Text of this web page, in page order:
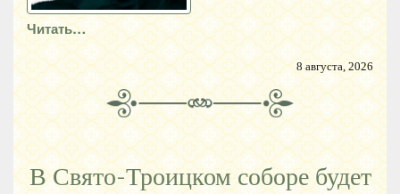
Читать…
8 августа, 2026
В Свято-Троицком соборе будет